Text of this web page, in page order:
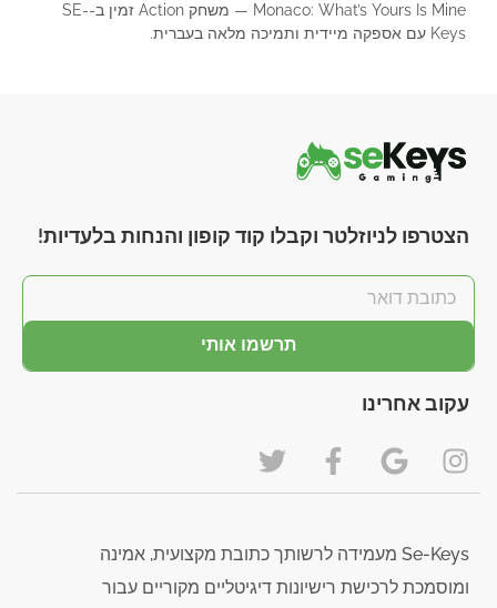
Monaco: What’s Yours Is Mine — משחק Action זמין ב-SE-
Keys עם אספקה מיידית ותמיכה מלאה בעברית.
הצטרפו לניוזלטר וקבלו קוד קופון והנחות בלעדיות!
תרשמו אותי
עקוב אחרינו
Se-Keys מעמידה לרשותך כתובת מקצועית, אמינה
ומוסמכת לרכישת רישיונות דיגיטליים מקוריים עבור